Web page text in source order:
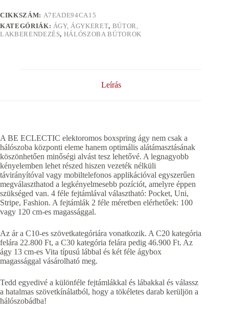
CIKKSZÁM: A7EADE94CA15
KATEGÓRIÁK: ÁGY, ÁGYKERET, BÚTOR,
LAKBERENDEZÉS, HÁLÓSZOBA BÚTOROK
Leírás
A BE ECLECTIC elektoromos boxspring ágy nem csak a
hálószoba központi eleme hanem optimális alátámasztásának
köszönhetően minőségi alvást tesz lehetővé. A legnagyobb
kényelemben lehet részed hiszen vezeték nélküli
távirányítóval vagy mobiltelefonos applikációval egyszerűen
megválaszthatod a legkényelmesebb pozíciót, amelyre éppen
szükséged van. 4 féle fejtámlával választható: Pocket, Uni,
Stripe, Fashion. A fejtámlák 2 féle méretben elérhetőek: 100
vagy 120 cm-es magassággal.
Az ár a C10-es szövetkategóriára vonatkozik. A C20 kategória
felára 22.800 Ft, a C30 kategória felára pedig 46.900 Ft. Az
ágy 13 cm-es Vita típusú lábbal és két féle ágybox
magassággal vásárolható meg.
Tedd egyedivé a különféle fejtámlákkal és lábakkal és válassz
a hatalmas szövetkínálatból, hogy a tökéletes darab kerüljön a
hálószobádba!